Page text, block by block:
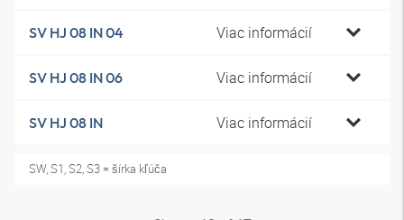
SV HJ 08 IN 04 Viac informácií
SV HJ 08 IN 06 Viac informácií
SV HJ 08 IN Viac informácií
SW, S1, S2, S3 = šírka kľúča